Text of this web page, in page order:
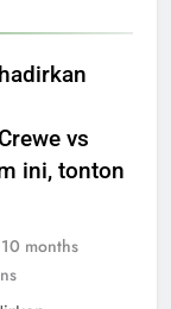
vs
ini, tonton
10 months